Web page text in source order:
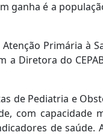
ganha é a
Primária à
Diretora do
Pediatria e
com capacidade
de saúde.